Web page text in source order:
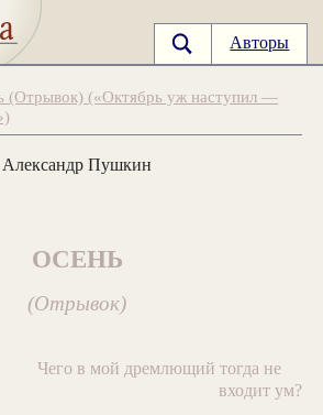
Авторы
(Отрывок) («Октябрь уж наступил —
Александр Пушкин
ОСЕНЬ
(Отрывок)
Чего в мой дремлющий тогда не
входит ум?